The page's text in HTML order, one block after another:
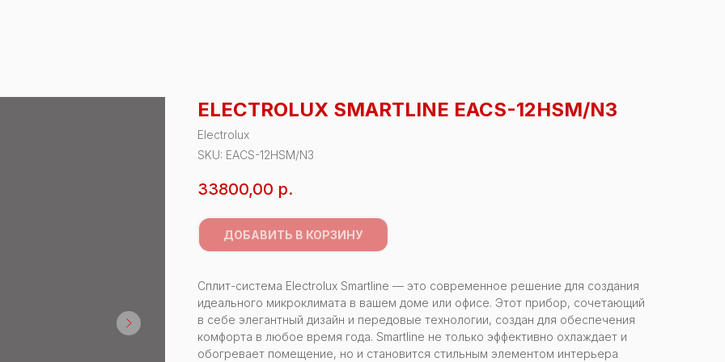
ELECTROLUX SMARTLINE EACS-12HSM/N3
Electrolux
SKU: EACS-12HSM/N3
33800,00 р.
ДОБАВИТЬ В КОРЗИНУ
Сплит-система Electrolux Smartline — это современное решение для создания
идеального микроклимата в вашем доме или офисе. Этот прибор, сочетающий
в себе элегантный дизайн и передовые технологии, создан для обеспечения
комфорта в любое время года. Smartline не только эффективно охлаждает и
обогревает помещение, но и становится стильным элементом интерьера